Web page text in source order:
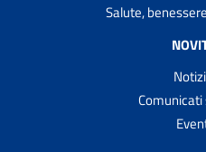
Salute,